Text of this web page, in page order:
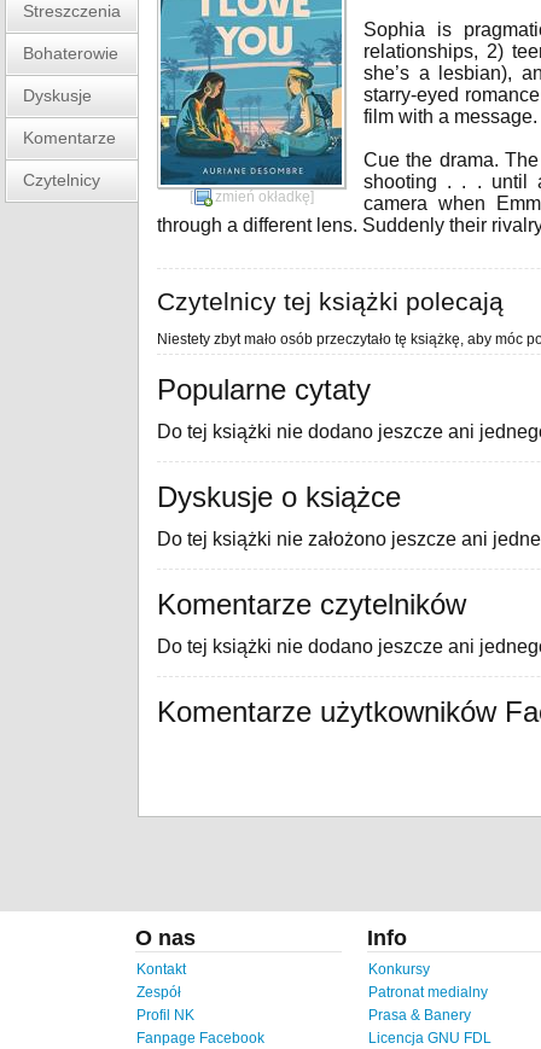
Streszczenia
Bohaterowie
Dyskusje
Komentarze
Czytelnicy
[ zmień okładkę]
Sophia is
relationships, 2)
she’s a lesbian),
starry-eyed
film with a message.
Cue the drama.
shooting . . . until
camera when
through a different lens. Suddenly their
Czytelnicy tej książki polecają
Niestety zbyt mało osób przeczytało tę książkę, aby móc
Popularne cytaty
Do tej książki nie dodano jeszcze ani
Dyskusje o książce
Do tej książki nie założono jeszcze ani
Komentarze czytelników
Do tej książki nie dodano jeszcze ani
Komentarze użytkowników
O nas
Kontakt
Zespół
Profil NK
Fanpage Facebook
Info
Konkursy
Patronat medialny
Prasa & Banery
Licencja GNU FDL